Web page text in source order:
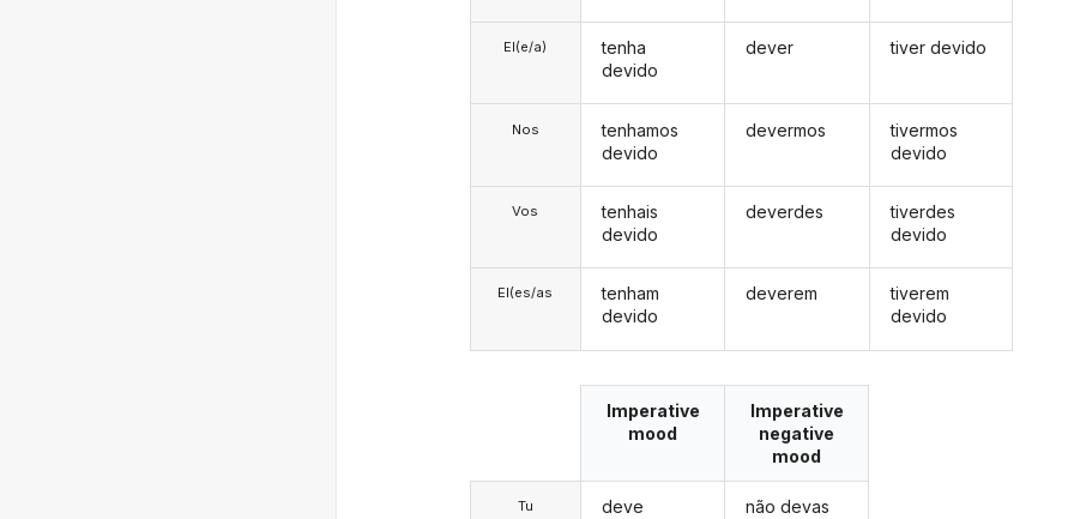
El(e/a)
Nos
Vos
El(es/as
tenha
devido
tenhamos
devido
tenhais
devido
tenham
devido
dever
devermos
deverdes
deverem
tiver devido
tivermos
devido
tiverdes
devido
tiverem
devido
Tu
Imperative
mood
deve
Imperative
negative
mood
não devas